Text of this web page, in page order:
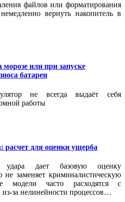
файлов или форматирования
вернуть накопитель в
или при запуске
батареи
не всегда выдаёт себя
работы
расчет для оценки ущерба
удара дает базовую оценку
не заменяет криминалистическую
модели часто расходятся с
за нелинейности процессов…